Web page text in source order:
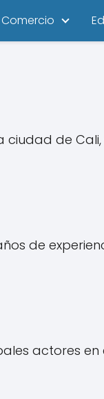
la ciudad de
años de
actores